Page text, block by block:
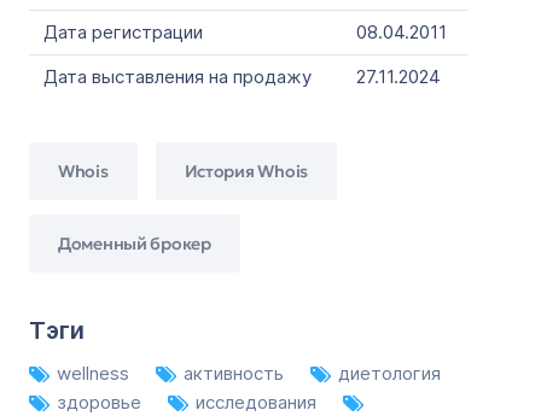
Дата регистрации
08.04.2011
Дата выставления на продажу
27.11.2024
Whois История Whois
Доменный брокер
Тэги
wellness активность
диетология
здоровье
исследования